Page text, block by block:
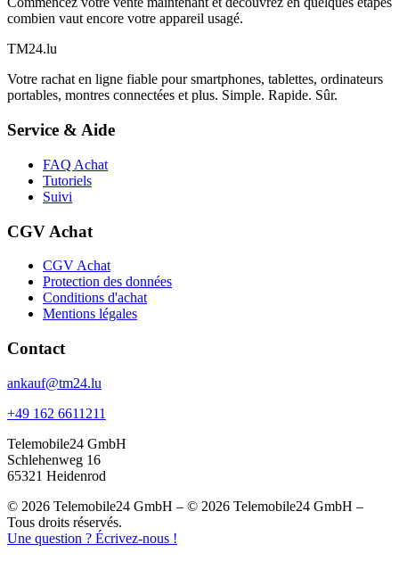
combien vaut encore votre appareil usagé.
TM24.lu
Votre rachat en ligne fiable pour smartphones, tablettes, ordinateurs
portables, montres connectées et plus. Simple. Rapide. Sûr.
Service & Aide
FAQ Achat
Tutoriels
Suivi
CGV Achat
CGV Achat
Protection des données
Conditions d'achat
Mentions légales
Contact
ankauf@tm24.lu
+49 162 6611211
Telemobile24 GmbH
Schlehenweg 16
65321 Heidenrod
© 2026 Telemobile24 GmbH – © 2026 Telemobile24 GmbH –
Tous droits réservés.
Une question ? Écrivez-nous !